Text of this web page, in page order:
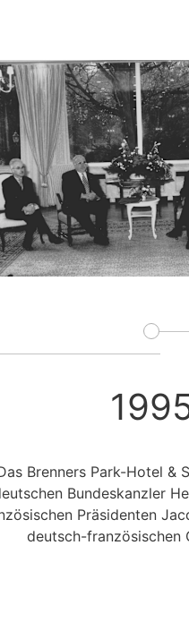
Brenners Park-Hotel &
Bundeskanzler
Präsidenten
deutsch-französischen